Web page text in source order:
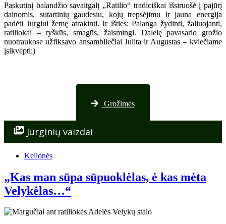
Paskutinį balandžio savaitgalį „Ratilio“ tradiciškai išsiruošė į pajūrį
dainomis, sutartinių gaudesiu, kojų trepsėjimu ir jauna energija
padėti Jurgiui žemę atrakinti. Ir išties: Palanga žydinti, žaliuojanti,
ratiliokai – ryškūs, smagūs, žaismingi. Dalelę pavasario grožio
nuotraukose užfiksavo ansambliečiai Julita ir Augustas – kviečiame
įsikvėpti:)
Nuotraukos iš Palangos
Grožimės
Jurginių vaizdai
Kelionės
„Kas man sūpa sūpuoklėlas, ė kas mėta
Velykėlas…“